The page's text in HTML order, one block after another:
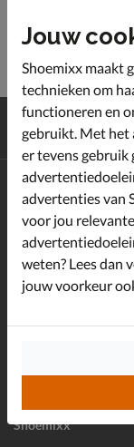
Gratis
Achteraf
Shoemixx
Altijd op de hoogte
Schrijf je in voor de
welkomstkorting!*
E-mailadres
Jouw
Shoemixx maakt
technieken om
functioneren en
gebruikt. Met het
er tevens gebruik
advertenties van
voor jou
weten? Lees dan
jouw voorkeur